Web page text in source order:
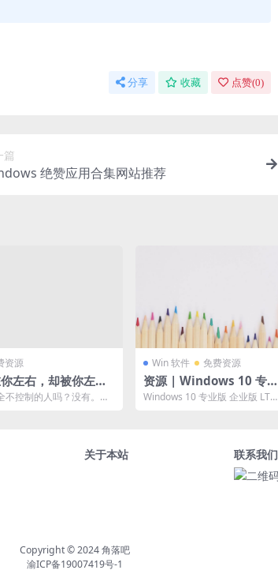
分享 收藏 点赞(0)
篇
绝赞应用合集网站推荐
资源
左右，却被你左
不控制的人吗？没有。有
Win 软件 免费资源
资源 | Windows 10 专业
版 企业版 LTSC2019密钥
Windows 10 专业版 企业版 LTS
关于本站
联系我们
Copyright © 2024角落吧
渝ICP备19007419号-1